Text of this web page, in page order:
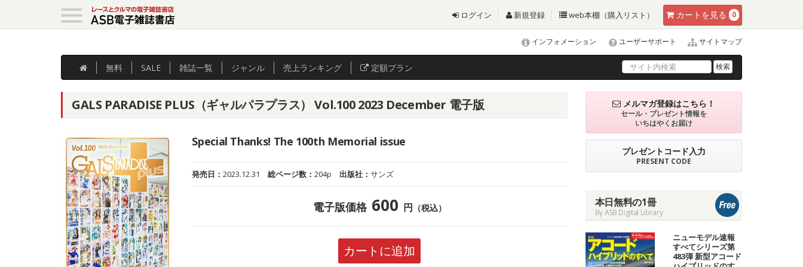
カート を見る 0
ログイン 新規登録 web本棚（購入リスト）
インフォメーション ユーザーサポート サイトマップ
無料 SALE 雑誌一覧 ジャンル 売上ランキング 定額プラン 検索
GALS PARADISE PLUS（ギャルパラプラス） Vol.100 2023 December 電子版
Special Thanks! The 100th Memorial issue
発売日：2023.12.31 総ページ数：204p 出版社：サンズ
電子版価格 600 円 （税込）
カートに追加
メルマガ登録はこちら！
セール・プレゼント情報を
いちはやくお届け
プレゼントコード入力
PRESENT CODE
本日無料の1冊
By ASB Digital Library
ニューモデル速報
すべてシリーズ第
483弾 新型アコード